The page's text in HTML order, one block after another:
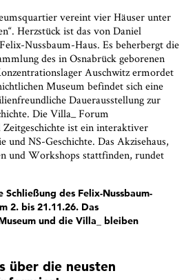
vereint vier Häuser unter
Herzstück ist das von Daniel
Nussbaum-Haus. Es beherbergt die
des in Osnabrück geborenen
Auschwitz ermordet
Museum befindet sich eine
Dauerausstellung zur
Die Villa_ Forum
ist ein interaktiver
NS-Geschichte. Das Akzisehaus,
und Workshops stattfinden, rundet
des Felix-Nussbaum-
2. bis 21.11.26. Das
und die Villa_ bleiben
über die neusten